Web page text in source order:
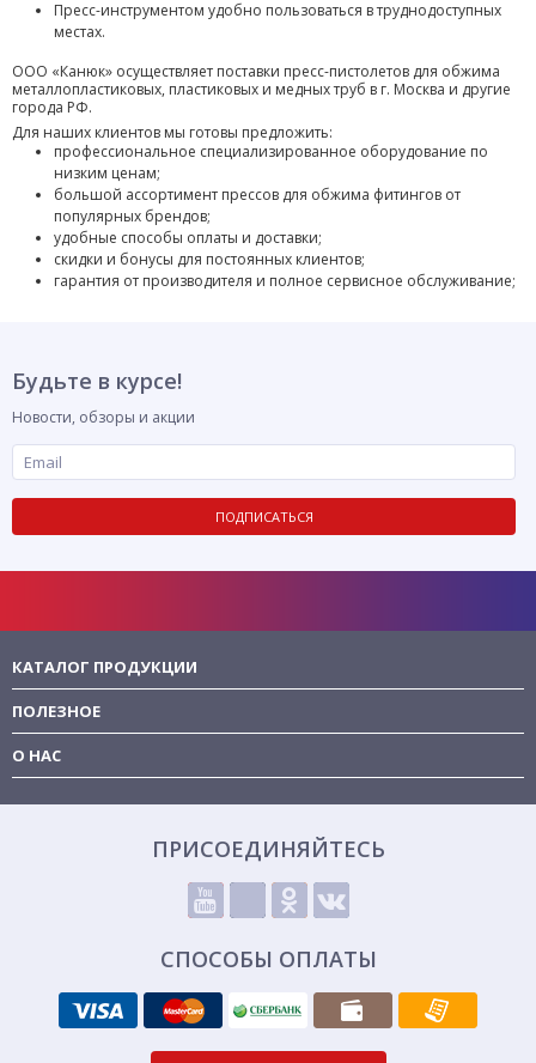
Пресс-инструментом удобно пользоваться в труднодоступных
местах.
ООО «Канюк» осуществляет поставки пресс-пистолетов для обжима
металлопластиковых, пластиковых и медных труб в г. Москва и другие
города РФ.
Для наших клиентов мы готовы предложить:
профессиональное специализированное оборудование по
низким ценам;
большой ассортимент прессов для обжима фитингов от
популярных брендов;
удобные способы оплаты и доставки;
скидки и бонусы для постоянных клиентов;
гарантия от производителя и полное сервисное обслуживание;
Будьте в курсе!
Новости, обзоры и акции
ПОДПИСАТЬСЯ
КАТАЛОГ ПРОДУКЦИИ
ПОЛЕЗНОЕ
О НАС
ПРИСОЕДИНЯЙТЕСЬ
СПОСОБЫ ОПЛАТЫ